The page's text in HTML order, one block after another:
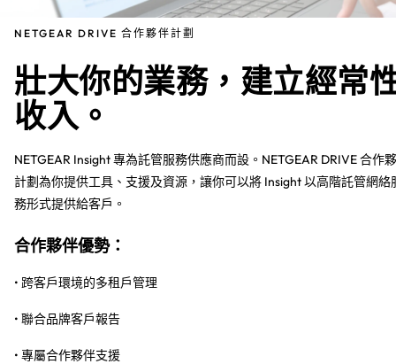
NETGEAR DRIVE 合作夥伴計劃
壯大你的業務，建立經常
收入。
NETGEAR Insight 專為託管服務供應商而設。NETGEAR DRIVE 合作
計劃為你提供工具、支援及資源，讓你可以將 Insight 以高階託管網絡
務形式提供給客戶。
合作夥伴優勢：
• 跨客戶環境的多租戶管理
• 聯合品牌客戶報告
• 專屬合作夥伴支援